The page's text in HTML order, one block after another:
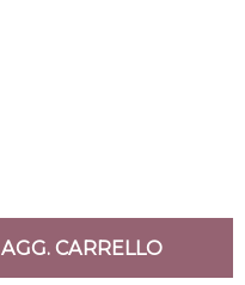
AGG. CARRELLO